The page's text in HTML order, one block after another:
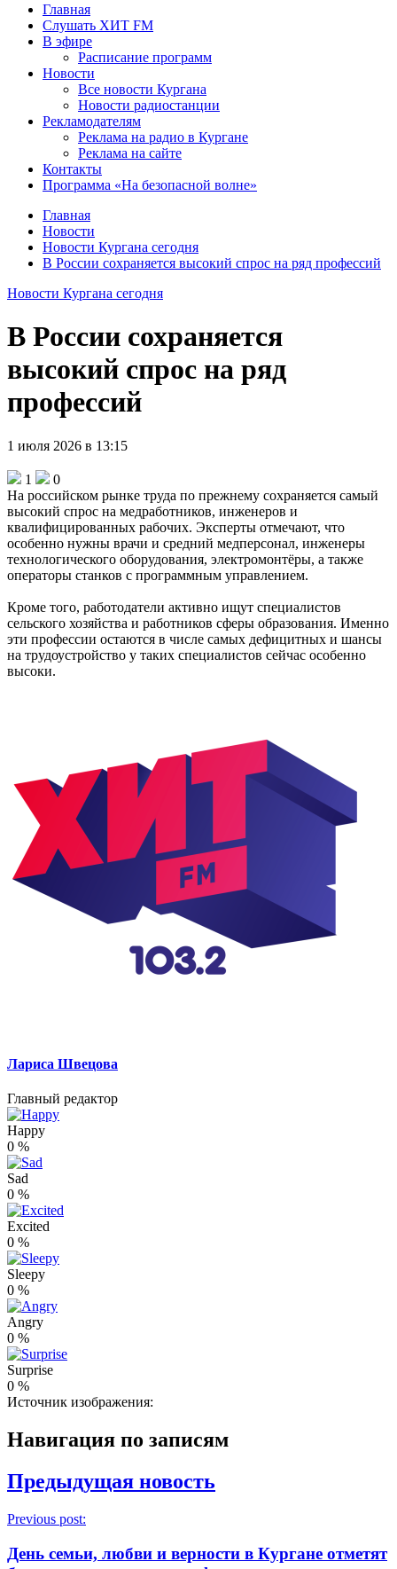
Главная
Слушать ХИТ FM
В эфире
Расписание программ
Новости
Все новости Кургана
Новости радиостанции
Рекламодателям
Реклама на радио в Кургане
Реклама на сайте
Контакты
Программа «На безопасной волне»
Главная
Новости
Новости Кургана сегодня
В России сохраняется высокий спрос на ряд профессий
Новости Кургана сегодня
В России сохраняется
высокий спрос на ряд
профессий
1 июля 2026 в 13:15
1
0
На российском рынке труда по прежнему сохраняется самый
высокий спрос на медработников, инженеров и
квалифицированных рабочих. Эксперты отмечают, что
особенно нужны врачи и средний медперсонал, инженеры
технологического оборудования, электромонтёры, а также
операторы станков с программным управлением.
Кроме того, работодатели активно ищут специалистов
сельского хозяйства и работников сферы образования. Именно
эти профессии остаются в числе самых дефицитных и шансы
на трудоустройство у таких специалистов сейчас особенно
высоки.
Лариса Швецова
Главный редактор
Happy
0 %
Sad
0 %
Excited
0 %
Sleepy
0 %
Angry
0 %
Surprise
0 %
Источник изображения:
Навигация по записям
Предыдущая новость
Previous post:
День семьи, любви и верности в Кургане отметят